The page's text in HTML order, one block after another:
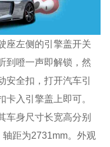
座左侧的引擎盖开关
到噔一声即解锁，然
安全扣，打开汽车引
入引擎盖上即可。
车身尺寸长宽高分别
距为2731mm。外观